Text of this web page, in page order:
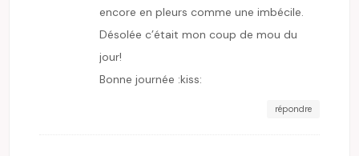
encore en pleurs comme une imbécile.
Désolée c’était mon coup de mou du
jour!
Bonne journée :kiss:
répondre